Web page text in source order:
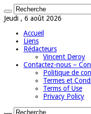
Jeudi , 6 août 2026
Accueil
Liens
Rédacteurs
Vincent Deroy
Contactez-nous –
Politique de
Termes et
Terms of Use
Privacy Policy